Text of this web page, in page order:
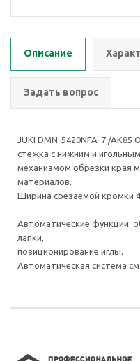
Описание
Задать вопрос
JUKI DMN-5420NFA-7 /AK85
стежка с нижним и
механизмом обрезки края
материалов.
Ширина срезаемой кромки
Автоматические функции:
лапки,
позиционирование иглы.
Автоматическая система